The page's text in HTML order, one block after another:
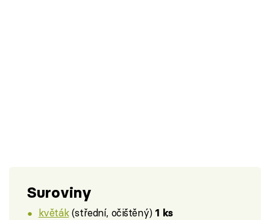
Suroviny
květák(střední, očištěný) 1 ks